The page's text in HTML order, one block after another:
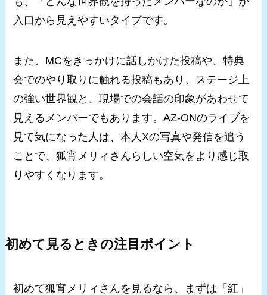
入口から見えやすいタイプです。
また、MCをきっかけに話しかけた投稿や、特典
会でのやり取りに触れる投稿もあり、ステージ上
の強い世界観と、現場での会話の印象があわせて
見えるメンバーでもあります。AZ-ONのライブを
見て気になった人は、本人Xの写真や発信を追う
ことで、狐宵メリィさんらしい空気をより感じ取
りやすくなります。
初めて見るときの注目ポイント
初めて狐宵メリィさんを見るなら、まずは「紅」